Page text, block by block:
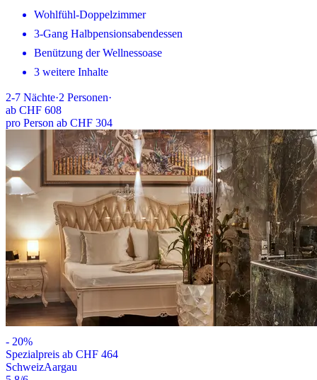
Wohlfühl-Doppelzimmer
3-Gang Halbpensionsabendessen
Benützung der Wellnessoase
3 weitere Inhalte
2-7 Nächte·2 Personen·
ab CHF 608
pro Person ab CHF 304
- 20%
Spezialpreis ab CHF 464
SchweizAargau